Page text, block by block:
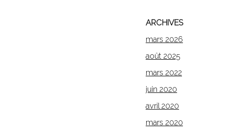
ARCHIVES
mars 2026
août 2025
mars 2022
juin 2020
avril 2020
mars 2020